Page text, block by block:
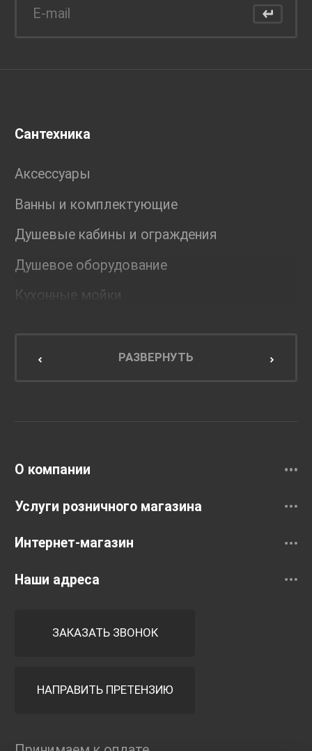
Сантехника
Аксессуары
Ванны и комплектующие
Душевые кабины и ограждения
Душевое оборудование
Кухонные мойки
Мебель для кухниРАЗВЕРНУТЬ
О компании
Услуги розничного магазина
Интернет-магазин
Наши адреса
ЗАКАЗАТЬ ЗВОНОК
НАПРАВИТЬ ПРЕТЕНЗИЮ